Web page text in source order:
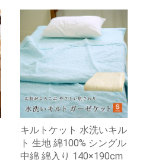
キルトケット 水洗いキル
ト 生地 綿100% シングル
中綿 綿入り 140×190cm